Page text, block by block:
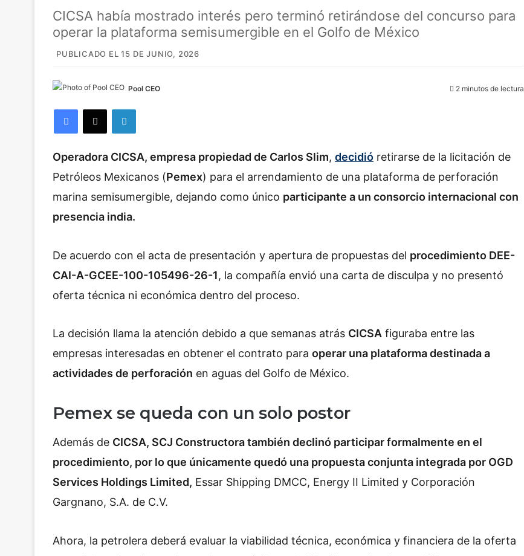
CICSA había mostrado interés pero terminó retirándose del concurso para
operar la plataforma semisumergible en el Golfo de México
PUBLICADO EL 15 DE JUNIO, 2026
Pool CEO 2 minutos de lectura
Operadora CICSA, empresa propiedad de Carlos Slim, decidió retirarse de la licitación de
Petróleos Mexicanos (Pemex) para el arrendamiento de una plataforma de perforación
marina semisumergible, dejando como único participante a un consorcio internacional con
presencia india.
De acuerdo con el acta de presentación y apertura de propuestas del procedimiento DEE-
CAI-A-GCEE-100-105496-26-1, la compañía envió una carta de disculpa y no presentó
oferta técnica ni económica dentro del proceso.
La decisión llama la atención debido a que semanas atrás CICSA figuraba entre las
empresas interesadas en obtener el contrato para operar una plataforma destinada a
actividades de perforación en aguas del Golfo de México.
Pemex se queda con un solo postor
Además de CICSA, SCJ Constructora también declinó participar formalmente en el
procedimiento, por lo que únicamente quedó una propuesta conjunta integrada por OGD
Services Holdings Limited, Essar Shipping DMCC, Energy II Limited y Corporación
Gargnano, S.A. de C.V.
Ahora, la petrolera deberá evaluar la viabilidad técnica, económica y financiera de la oferta